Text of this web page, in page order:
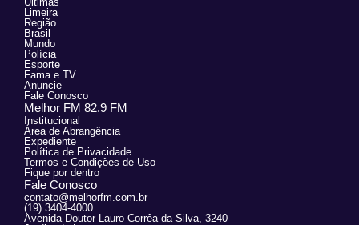
Limeira
Região
Brasil
Mundo
Polícia
Esporte
Fama e TV
Anuncie
Fale Conosco
Melhor FM 82.9 FM
Institucional
Área de Abrangência
Expediente
Política de Privacidade
Termos e Condições de Uso
Fique por dentro
Fale Conosco
contato@melhorfm.com.br
(19) 3404-4000
Avenida Doutor Lauro Corrêa da Silva, 3240